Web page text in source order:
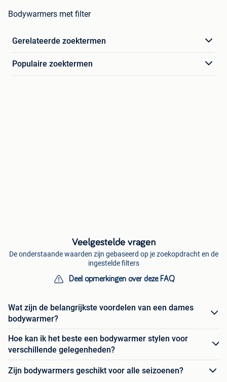
Bodywarmers met filter
Gerelateerde zoektermen
Populaire zoektermen
Veelgestelde vragen
De onderstaande waarden zijn gebaseerd op je zoekopdracht en de
ingestelde filters
Deel opmerkingen over deze FAQ
Wat zijn de belangrijkste voordelen van een dames
bodywarmer?
Hoe kan ik het beste een bodywarmer stylen voor
verschillende gelegenheden?
Zijn bodywarmers geschikt voor alle seizoenen?